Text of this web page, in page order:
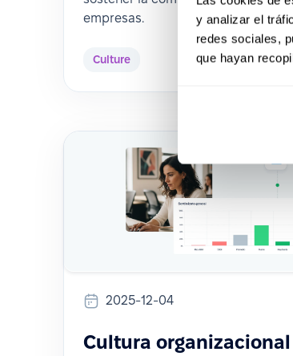
y analizar el
redes sociales,
que hayan
empresas.
Culture
2025-12-04
Cultura